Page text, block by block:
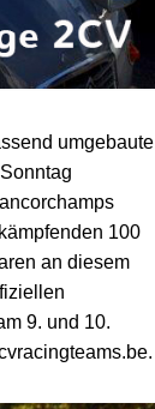
umgebaute
100
an diesem
9. und 10.